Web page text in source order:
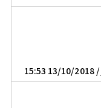
/ 13/10/2018 15:53